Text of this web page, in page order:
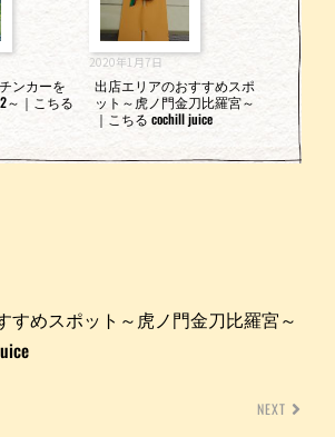
チンカーを
～｜こちる
2020年1月7日
出店エリアのおすすめスポ
ット～虎ノ門金刀比羅宮～
｜こちる cochill juice
すめスポット～虎ノ門金刀比羅宮～
NEXT